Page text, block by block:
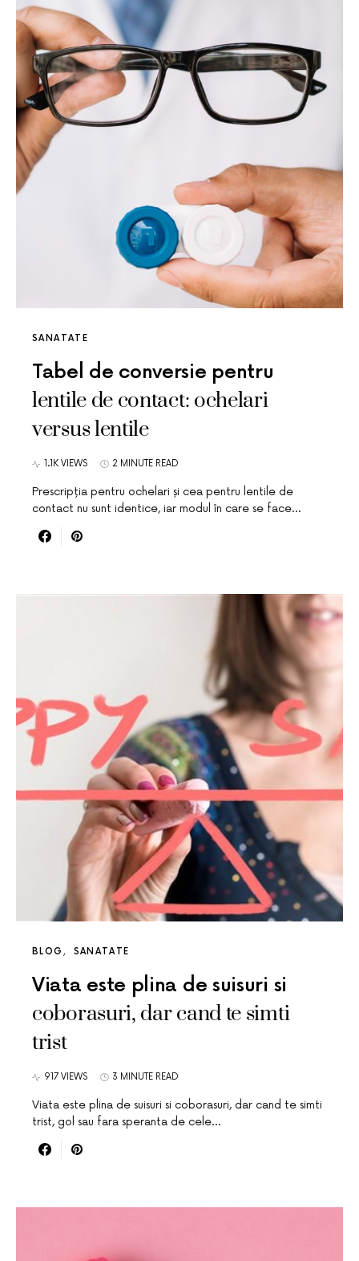
SANATATE
Tabel de conversie pentru
lentile de contact: ochelari
versus lentile
1.1K VIEWS 2 MINUTE READ
Prescripția pentru ochelari și cea pentru lentile de
contact nu sunt identice, iar modul în care se face…
BLOG SANATATE
Viata este plina de suisuri si
coborasuri, dar cand te simti
trist
917 VIEWS 3 MINUTE READ
Viata este plina de suisuri si coborasuri, dar cand te simti
trist, gol sau fara speranta de cele…